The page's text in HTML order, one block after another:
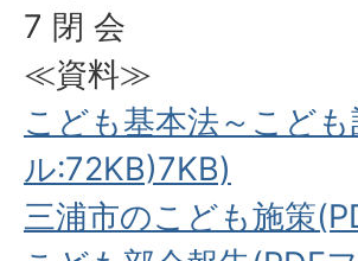
7 閉 会
≪資料≫
こども基本法～こど
ル:72KB)7KB)
三浦市のこども施策